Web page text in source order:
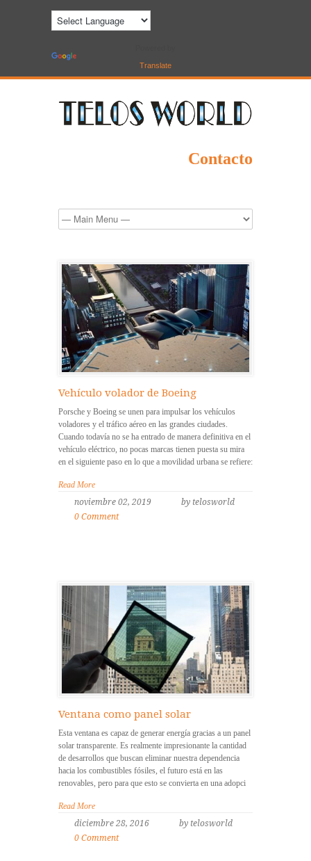
Translate
Contacto
Vehículo volador de Boeing
Porsche y Boeing se unen para impulsar los vehículos
voladores y el tráfico aéreo en las grandes ciudades.
Cuando todavía no se ha entrado de manera definitiva en el
vehículo eléctrico, no pocas marcas tienen puesta su mira
en el siguiente paso en lo que a movilidad urbana se refiere:
Read More
noviembre 02, 2019
by telosworld
0 Comment
Ventana como panel solar
Esta ventana es capaz de generar energía gracias a un panel
solar transparente. Es realmente impresionante la cantidad
de desarrollos que buscan eliminar nuestra dependencia
hacia los combustibles fósiles, el futuro está en las
renovables, pero para que esto se convierta en una adopci
Read More
diciembre 28, 2016
by telosworld
0 Comment